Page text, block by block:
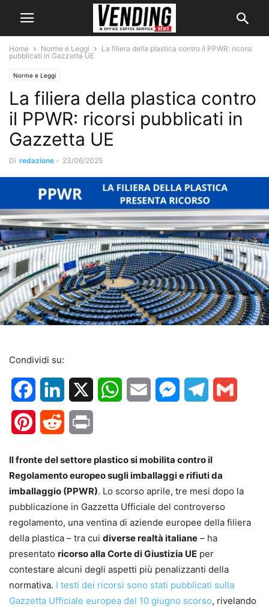
Home Norme e Leggi
La filiera della plastica contro il PPWR: ricorsi
pubblicati in Gazzetta UE
Norme e Leggi
La filiera della plastica contro
il PPWR: ricorsi pubblicati in
Gazzetta UE
Di redazione - 23/06/2025
Condividi su:
FacebookLinkedIn WhatsApp
Email MessengerTelegram
PinterestReddit
Il fronte del settore plastico si mobilita contro il
Regolamento europeo sugli imballaggi e rifiuti da
imballaggio (PPWR). Lo scorso aprile, tre mesi dopo la
pubblicazione in Gazzetta Ufficiale del controverso
regolamento, una ventina di aziende europee della filiera
della plastica – tra cui diverse realtà italiane – ha
presentato ricorso alla Corte di Giustizia UE per
contestare alcuni degli aspetti più penalizzanti della
normativa. I testi dei ricorsi sono stati pubblicati sulla
Gazzetta Ufficiale europea del 10 giugno scorso, rivelando